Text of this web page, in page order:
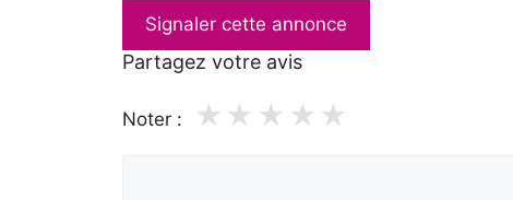
Signaler cette annonce
Partagez votre avis
Noter : ★
★
★
★
★